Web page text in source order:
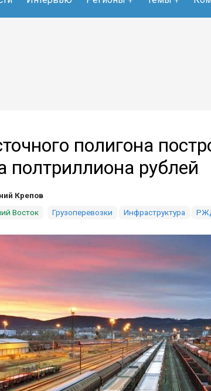
полигона
полтриллиона рублей
Крепов
Восток Грузоперевозки Инфраструктура